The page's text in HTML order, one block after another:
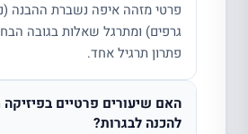
פרטי מזהה איפה נשברת ההבנה
גרפים) ומתרגל שאלות בגובה
פתרון תרגיל אחד.
האם שיעורים פרטיים
להכנה לבגרות?